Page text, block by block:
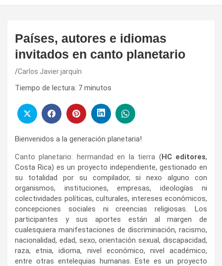
Países, autores e idiomas
invitados en canto planetario
Carlos Javier jarquín
Tiempo de lectura: 7 minutos
Bienvenidos a la generación planetaria!
Canto planetario: hermandad en la tierra (HC editores,
Costa Rica) es un proyecto independiente, gestionado en
su totalidad por su compilador, si nexo alguno con
organismos, instituciones, empresas, ideologías ni
colectividades políticas, culturales, intereses económicos,
concepciones sociales ni creencias religiosas. Los
participantes y sus aportes están al margen de
cualesquiera manifestaciones de discriminación, racismo,
nacionalidad, edad, sexo, orientación sexual, discapacidad,
raza, etnia, idioma, nivel económico, nivel académico,
entre otras entelequias humanas. Este es un proyecto